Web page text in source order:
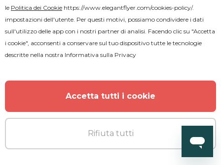
Coffee Shop: Negozio di caffè
le Politica dei Cookie https://www.elegantflyer.com/cookies-policy/.
impostazioni dell'utente. Per questi motivi, possiamo condividere i dati
sull'utilizzo delle app con i nostri partner di analisi. Facendo clic su "Accetta
i cookie", acconsenti a conservare sul tuo dispositivo tutte le tecnologie
descritte nella nostra Informativa sulla Privacy
Accetta tutti i cookie
Rifiuta tutti